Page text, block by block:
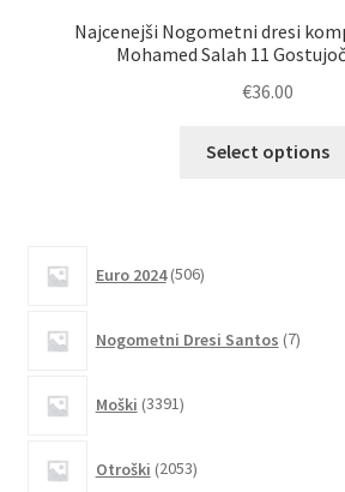
Najcenejši Nogometni dresi
Mohamed Salah 11
€36.00
Select options
Euro 2024 506izdelkov
Nogometni Dresi Santos 7izdelkov
Moški 3391izdelkov
Otroški 2053izdelkov